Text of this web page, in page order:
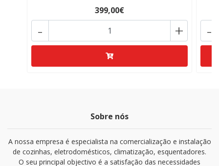
399,00€
+
- -
Sobre nós
A nossa empresa é especialista na comercialização e instalação
de cozinhas, eletrodomésticos, climatização, esquentadores.
O seu principal objectivo é a satisfação das necessidades